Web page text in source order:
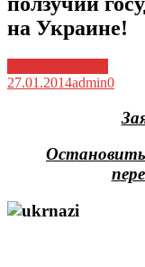
на Украине!
27.01.2014admin0
Остановить